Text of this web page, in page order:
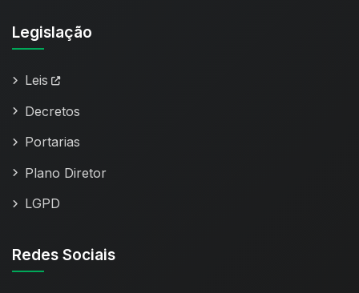
Legislação
Leis
Decretos
Portarias
Plano Diretor
LGPD
Redes Sociais